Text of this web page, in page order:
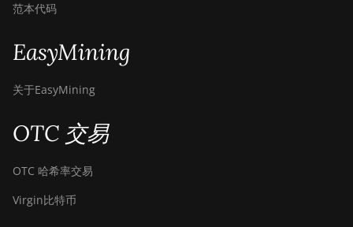
范本代码
EasyMining
关于EasyMining
OTC 交易
OTC 哈希率交易
Virgin比特币